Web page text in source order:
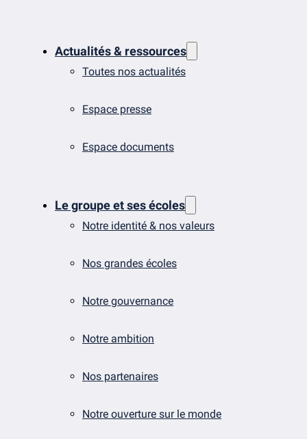
Actualités & ressources
Toutes nos actualités
Espace presse
Espace documents
Le groupe et ses écoles
Notre identité & nos valeurs
Nos grandes écoles
Notre gouvernance
Notre ambition
Nos partenaires
Notre ouverture sur le monde